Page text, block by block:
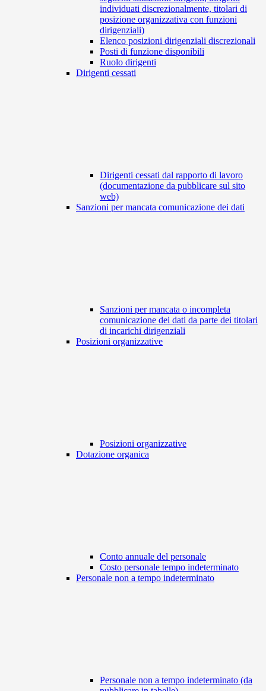
individuati discrezionalmente, titolari di
posizione organizzativa con funzioni
dirigenziali)
Elenco posizioni dirigenziali discrezionali
Posti di funzione disponibili
Ruolo dirigenti
Dirigenti cessati
Dirigenti cessati dal rapporto di lavoro
(documentazione da pubblicare sul sito
web)
Sanzioni per mancata comunicazione dei dati
Sanzioni per mancata o incompleta
comunicazione dei dati da parte dei titolari
di incarichi dirigenziali
Posizioni organizzative
Posizioni organizzative
Dotazione organica
Conto annuale del personale
Costo personale tempo indeterminato
Personale non a tempo indeterminato
Personale non a tempo indeterminato (da